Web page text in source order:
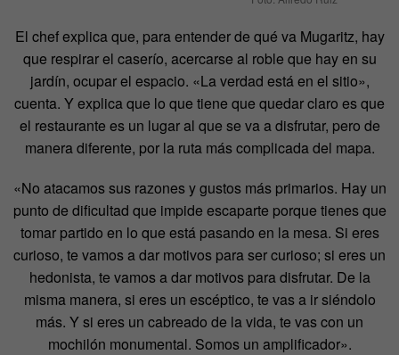
El chef explica que, para entender de qué va Mugaritz, hay
que respirar el caserío, acercarse al roble que hay en su
jardín, ocupar el espacio. «La verdad está en el sitio»,
cuenta. Y explica que lo que tiene que quedar claro es que
el restaurante es un lugar al que se va a disfrutar, pero de
manera diferente, por la ruta más complicada del mapa.
«No atacamos sus razones y gustos más primarios. Hay un
punto de dificultad que impide escaparte porque tienes que
tomar partido en lo que está pasando en la mesa. Si eres
curioso, te vamos a dar motivos para ser curioso; si eres un
hedonista, te vamos a dar motivos para disfrutar. De la
misma manera, si eres un escéptico, te vas a ir siéndolo
más. Y si eres un cabreado de la vida, te vas con un
mochilón monumental. Somos un amplificador».